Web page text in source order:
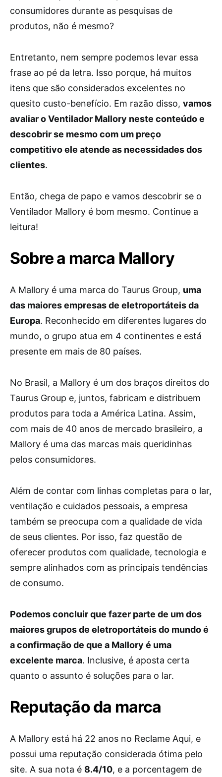
consumidores durante as pesquisas de
produtos, não é mesmo?
Entretanto, nem sempre podemos levar essa
frase ao pé da letra. Isso porque, há muitos
itens que são considerados excelentes no
quesito custo-benefício. Em razão disso, vamos
avaliar o Ventilador Mallory neste conteúdo e
descobrir se mesmo com um preço
competitivo ele atende as necessidades dos
clientes.
Então, chega de papo e vamos descobrir se o
Ventilador Mallory é bom mesmo. Continue a
leitura!
Sobre a marca Mallory
A Mallory é uma marca do Taurus Group, uma
das maiores empresas de eletroportáteis da
Europa. Reconhecido em diferentes lugares do
mundo, o grupo atua em 4 continentes e está
presente em mais de 80 países.
No Brasil, a Mallory é um dos braços direitos do
Taurus Group e, juntos, fabricam e distribuem
produtos para toda a América Latina. Assim,
com mais de 40 anos de mercado brasileiro, a
Mallory é uma das marcas mais queridinhas
pelos consumidores.
Além de contar com linhas completas para o lar,
ventilação e cuidados pessoais, a empresa
também se preocupa com a qualidade de vida
de seus clientes. Por isso, faz questão de
oferecer produtos com qualidade, tecnologia e
sempre alinhados com as principais tendências
de consumo.
Podemos concluir que fazer parte de um dos
maiores grupos de eletroportáteis do mundo é
a confirmação de que a Mallory é uma
excelente marca. Inclusive, é aposta certa
quanto o assunto é soluções para o lar.
Reputação da marca
A Mallory está há 22 anos no Reclame Aqui, e
possui uma reputação considerada ótima pelo
site. A sua nota é 8.4/10, e a porcentagem de